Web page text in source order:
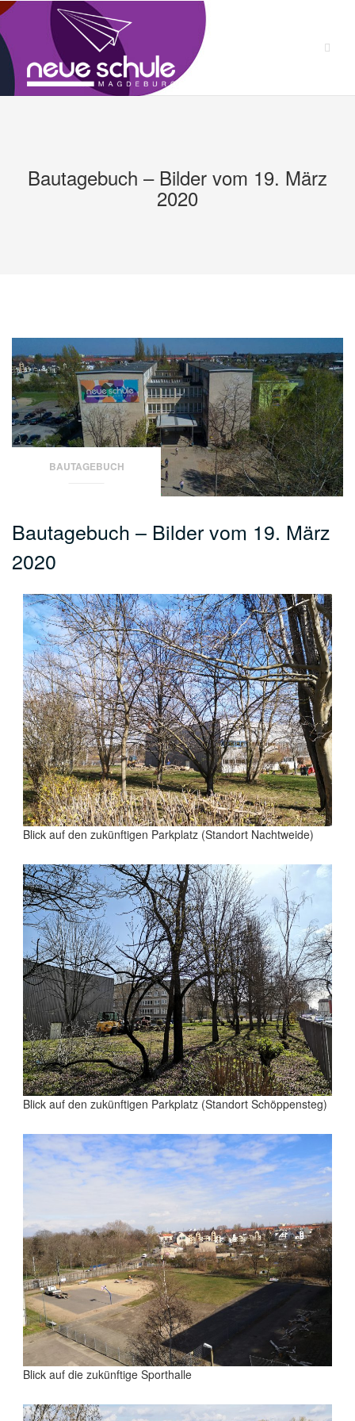
Zum
springen
Bautagebuch – Bilder vom 19. März
2020
BAUTAGEBUCH
Bautagebuch – Bilder vom 19. März
2020
Blick auf den zukünftigen Parkplatz (Standort Nachtweide)
Blick auf den zukünftigen Parkplatz (Standort Schöppensteg)
Blick auf die zukünftige Sporthalle